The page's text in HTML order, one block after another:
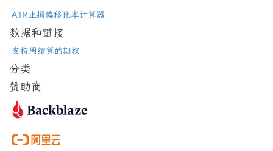
ATR止损偏移比率计算器
数据和链接
支持周结算的期权
分类
赞助商